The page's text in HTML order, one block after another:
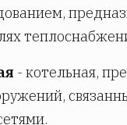
- котельная,